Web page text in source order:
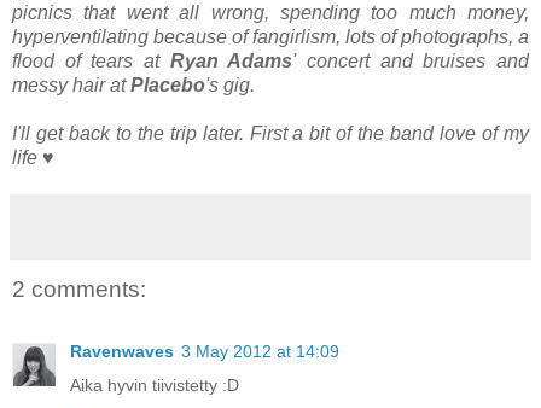
picnics that went all wrong, spending too much money,
hyperventilating because of fangirlism, lots of photographs, a
flood of tears at Ryan Adams' concert and bruises and
messy hair atPlacebo's gig.
I'll get back to the trip later. First a bit of the band love of my
life ♥
2 comments:
Ravenwaves 3 May 2012 at 14:09
Aika hyvin tiivistetty :D